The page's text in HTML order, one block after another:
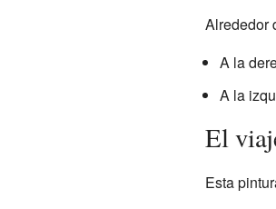
Alrededor
A la
A la
El
Esta